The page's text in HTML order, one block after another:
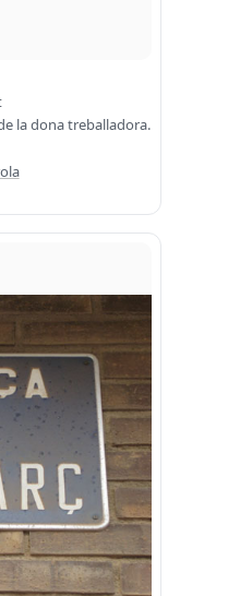
la dona treballadora.